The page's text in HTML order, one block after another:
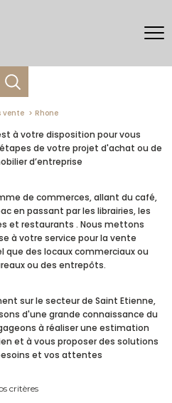
vente Rhone
à votre disposition pour vous
de votre projet d'achat ou de
d’entreprise
de commerces, allant du café,
en passant par les librairies, les
et restaurants . Nous mettons
à votre service pour la vente
des locaux commerciaux ou
ou des entrepôts.
sur le secteur de Saint Etienne,
d'une grande connaissance du
à réaliser une estimation
et à vous proposer des solutions
et vos attentes
critères